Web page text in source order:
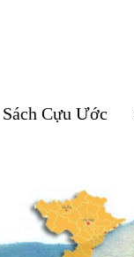
Sách Cựu Ước